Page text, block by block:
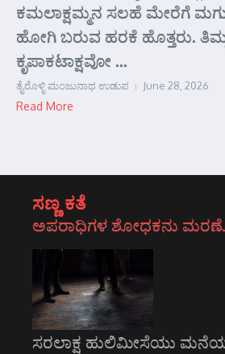
ಕಮಲಾಕ್ಷಮ್ಮನ ಸಲಹೆ ಮೇರೆಗೆ
ಹೋಗಿ ಬರುವ ಹರಕೆ ಹೊತ್ತರು.
ಕೃಪಾಕಟಾಕ್ಷವೋ ...
ತೈರೊಳ್ಳಿ ಮಂಜುನಾಥ ಉಡುಪ June 28, 2026
Read More
ಸಣ್ಣ ಕತೆ
ಅಪರಾಧಿಗಳ ಶೋಧಕನು
ಸರಲಾಕ್ಷ ಹುಲಿಮೀಸೆಯು